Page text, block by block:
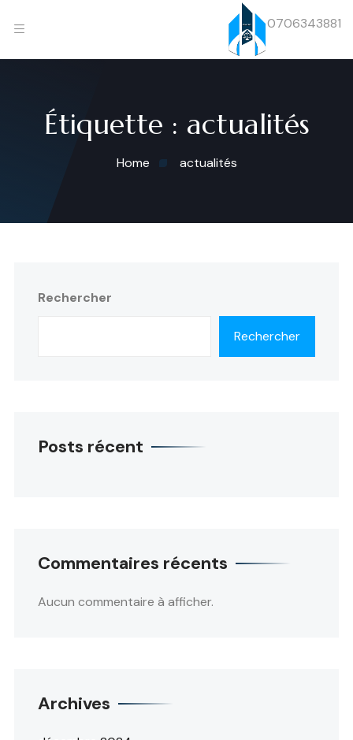
0706343881
Étiquette : actualités
Home actualités
Rechercher
Rechercher
Posts récent
Commentaires récents
Aucun commentaire à afficher.
Archives